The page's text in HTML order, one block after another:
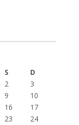
S
D
2
3
9
10
16
17
23
24